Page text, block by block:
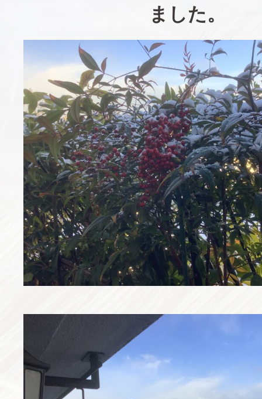
ました。